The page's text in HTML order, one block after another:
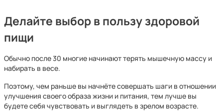
Делайте выбор в пользу здоровой
пищи
Обычно после 30 многие начинают терять мышечную массу и
набирать в весе.
Поэтому, чем раньше вы начнёте совершать шаги в отношении
улучшения своего образа жизни и питания, тем лучше вы
будете себя чувствовать и выглядеть в зрелом возрасте.